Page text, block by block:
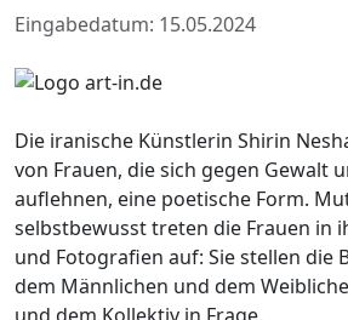
Eingabedatum: 15.05.2024
Die iranische Künstlerin Shirin
von Frauen, die sich gegen Gewalt
auflehnen, eine poetische Form.
selbstbewusst treten die Frauen in
und Fotografien auf: Sie stellen die
dem Männlichen und dem